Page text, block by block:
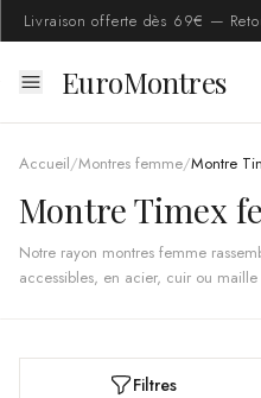
Livraison offerte dès 69€ —
EuroMontres
Accueil/Montres femme/Montre
Montre Timex
Notre rayon montres femme
accessibles, en acier, cuir ou
d'origine avec garantie 2 ans et un
Filtres